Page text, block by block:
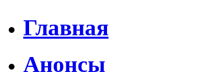
Главная
Анонсы